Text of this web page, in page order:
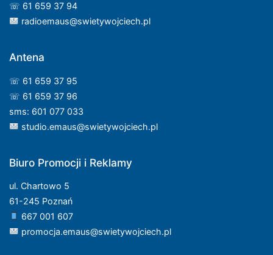
☏ 61 659 37 94
radioemaus@swietywojciech.pl
Antena
☏ 61 659 37 95
☏ 61 659 37 96
sms: 601 077 033
studio.emaus@swietywojciech.pl
Biuro Promocji i Reklamy
ul. Chartowo 5
61-245 Poznań
667 001 607
promocja.emaus@swietywojciech.pl